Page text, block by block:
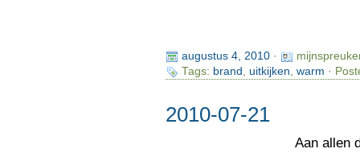
augustus 4, 2010·
Tags: brand , uitkijken, warm ·
2010-07-21
Aan allen